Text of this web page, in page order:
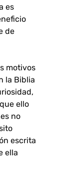
es
de
motivos
la Biblia
ello
no
escrita
ella